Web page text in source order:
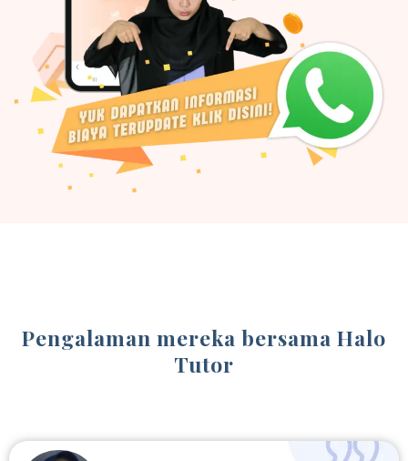
Pengalaman mereka bersama Halo
Tutor